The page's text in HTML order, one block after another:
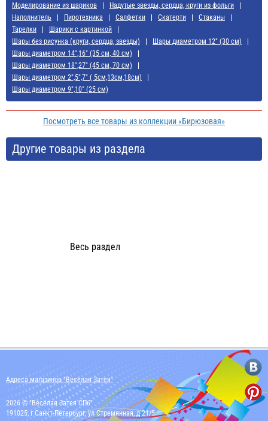
Моделирование из шариков
Надутые звезды, сердца, круги из фольги
Наполнитель
Пиротехника Салфетки Скатерти
Стаканы
Тарелки
Шарики с картинкой
Шары без рисунка (круги, сердца, звезды)
Шары диаметром 12" (30 см)
Шары диаметром 14",16" (35 см, 40 см)
Шары диаметром 18",27" (45 см, 70 см)
Шары диаметром 2",5",7" ( 5см,13см,18см)
Шары диаметром 9",10" (25 см)
Посмотреть все товары из коллекции «Бирюзовая»
Другие товары из раздела
Весь раздел
Адреса магазинов "Весёлая Затея"
2026 © "Весёлая Затея СПб"
191025, г Санкт-Петербург, ул Стремянная, д 21/5